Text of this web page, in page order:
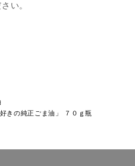
い。
きの純正ごま油」 ７０ｇ瓶